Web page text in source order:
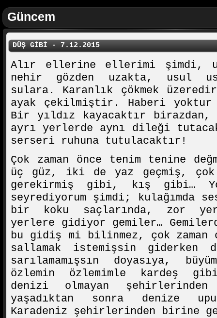
Güncem
DÜŞ GİBİ - 7.12.2015
Alır ellerine ellerimi şimdi,
nehir gözden uzakta, usul
sulara. Karanlık çökmek
ayak çekilmiştir. Haberi yoktur
Bir yıldız kayacaktır
ayrı yerlerde aynı dileği
serseri ruhuna tutulacaktır!
Çok zaman önce tenim tenine
üç güz, iki de yaz geçmiş, çok
gerekirmiş gibi, kış gibi…
seyrediyorum şimdi;
bir koku saçlarında, zor
yerlere gidiyor gemiler…
bu gidiş mi bilinmez, çok zaman
sallamak istemişsin giderken
sarılamamışsın doyasıya,
özlemin özlemimle kardeş
denizi olmayan
yaşadıktan sonra denize
Karadeniz şehirlerinden birine